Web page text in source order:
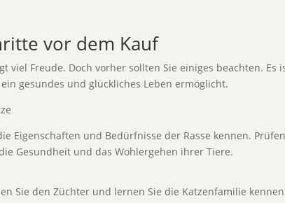
vor dem Kauf
viel Freude. Doch vorher sollten Sie einiges beachten. Es
gesundes und glückliches Leben ermöglicht.
Eigenschaften und Bedürfnisse der Rasse kennen.
Gesundheit und das Wohlergehen ihrer Tiere.
Sie den Züchter und lernen Sie die Katzenfamilie